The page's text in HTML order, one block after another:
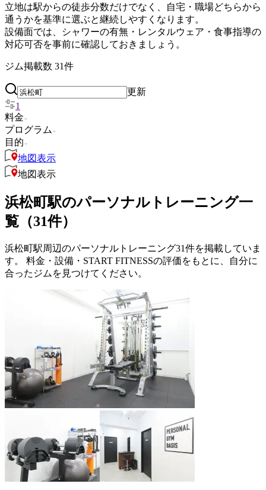
立地は駅からの徒歩分数だけでなく、自宅・職場どちらから
通うかを基準に選ぶと継続しやすくなります。
設備面では、シャワーの有無・レンタルウェア・食事指導の
対応可否を事前に確認しておきましょう。
ジム掲載数 31件
更新
1
料金
プログラム
目的
地図表示
地図表示
浜松町駅のパーソナルトレーニング一
覧（31件）
浜松町駅周辺のパーソナルトレーニング31件を掲載していま
す。 料金・設備・START FITNESSの評価をもとに、自分に
合ったジムを見つけてください。